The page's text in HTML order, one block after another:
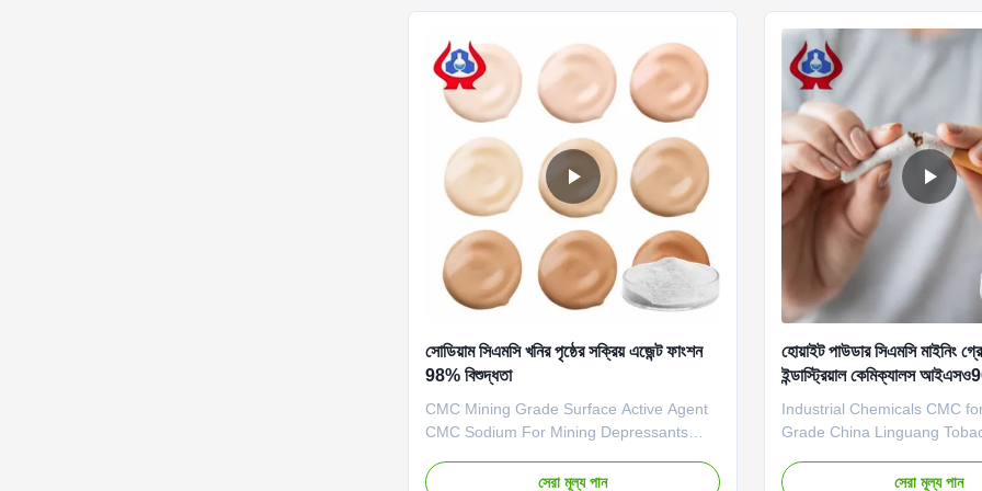
mainly ...
সোডিয়াম সিএমসি খনির পৃষ্ঠের সক্রিয় এজেন্ট ফাংশন
98% বিশুদ্ধতা
CMC Mining Grade Surface Active Agent
CMC Sodium For Mining Depressants
Technology Co., Ltd. is located in
সেরা মূল্য পান
হোয়াইট পাউডার সিএমসি মাইনিং
ইন্ডাস্ট্রিয়াল কেমিক্যালস
Industrial Chemicals CMC
Grade China Linguang
High quality gradeসেরা মূল্য পান